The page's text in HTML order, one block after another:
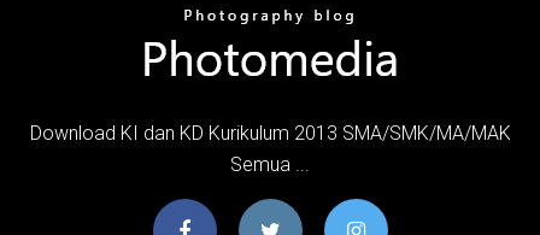
Download KI dan KD Kurikulum 2013 SMA/SMK/MA/MAK
Semua ...